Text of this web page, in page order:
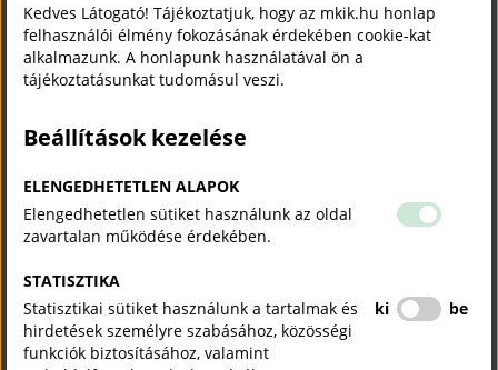
ahhoz, hogy a cégek hatékonyan feleljenek meg a gyorsan változó
fogyasztóvédelmi előírásoknak.
„Az iskolapadtól az első munkahelyig": tehetséggondozó
Magyar Kereskedelmi és Iparkamara
A Kamara új társadalmi felelősségvállalási programja, „Az iskolapadtól az első
munkahelyig" tehetséges, de hátrányos helyzetű fiatalokat kísér végig pályájuk
Megalakult az MKIK Szubszaharai Afrika Bizottsága
Külgazdaság
2026. július 27.
Kedves Látogató! Tájékoztatjuk, hogy az mkik.hu honlap
felhasználói élmény fokozásának érdekében cookie-kat
alkalmazunk. A honlapunk használatával ön a
tájékoztatásunkat tudomásul veszi.
Beállítások kezelése
ELENGEDHETETLEN ALAPOK
Elengedhetetlen sütiket használunk az oldal
zavartalan működése érdekében.
STATISZTIKA
Statisztikai sütiket használunk a tartalmak és
hirdetések személyre szabásához, közösségi
funkciók biztosításához, valamint
ki be